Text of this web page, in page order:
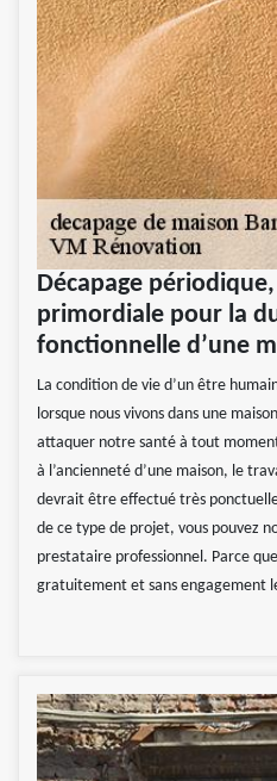
Décapage
primordiale pour la
fonctionnelle d’une
La condition de vie d’un être
lorsque nous vivons dans une
attaquer notre santé à tout
à l’ancienneté d’une maison, le
devrait être effectué très
de ce type de projet, vous pouvez
prestataire professionnel. Parce
gratuitement et sans engagement